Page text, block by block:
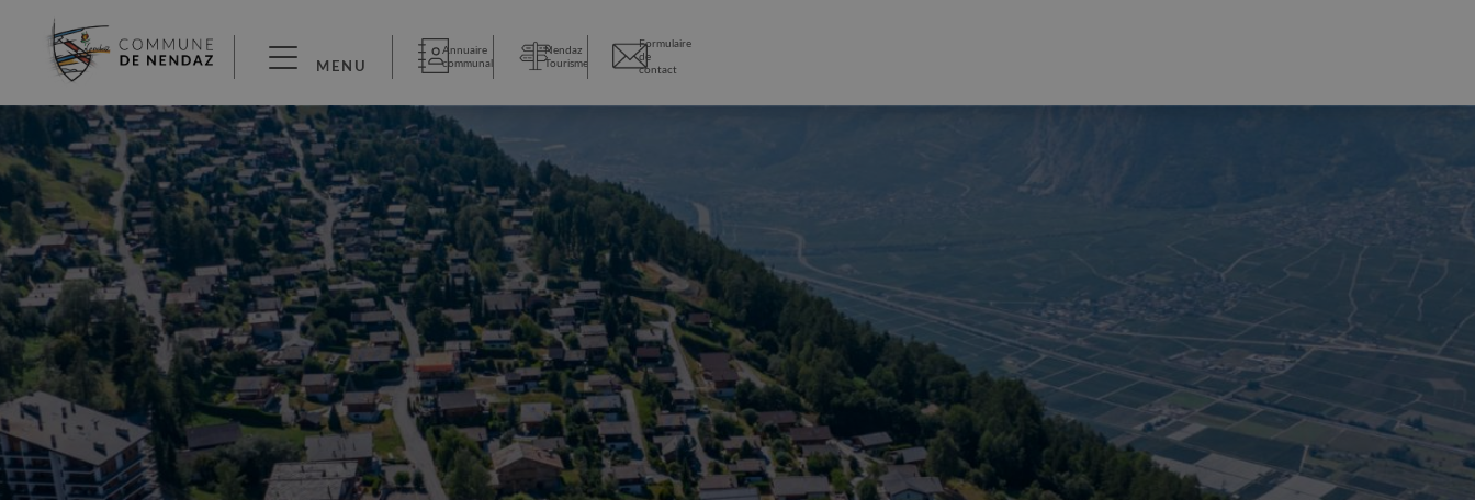
MENU
Annuaire
communal
Nendaz
Tourisme
Formulaire
de
contact